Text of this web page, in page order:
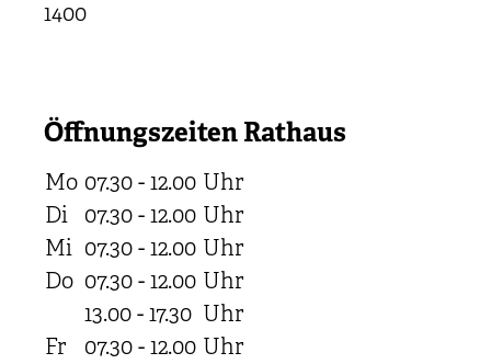
1400
Öffnungszeiten Rathaus
Mo 07.30 - 12.00 Uhr
Di
07.30 - 12.00 Uhr
Mi 07.30 - 12.00 Uhr
Do 07.30 - 12.00 Uhr
13.00 - 17.30 Uhr
Fr
07.30 - 12.00 Uhr